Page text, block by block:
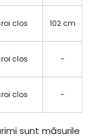
clos 102 cm
clos -
clos -
sunt măsurile